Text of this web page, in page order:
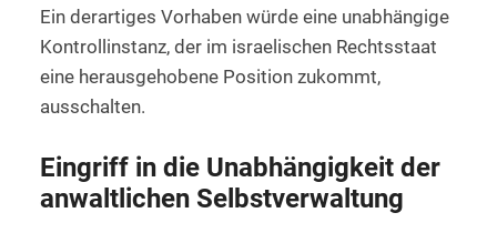
Ein derartiges Vorhaben würde eine unabhängige
Kontrollinstanz, der im israelischen Rechtsstaat
eine herausgehobene Position zukommt,
ausschalten.
Eingriff in die Unabhängigkeit der
anwaltlichen Selbstverwaltung